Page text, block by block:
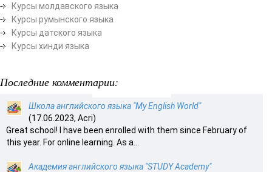
Курсы молдавского языка
Курсы румынского языка
Курсы датского языка
Курсы хинди языка
Последние комментарии:
Школа английского языка "My English World"
(17.06.2023, Acri)
Great school! I have been enrolled with them since February of
this year. For online learning. As a...
Академия английского языка "STUDY Academy"